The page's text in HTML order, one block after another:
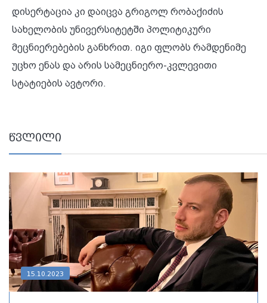
დისერტაცია კი დაიცვა გრიგოლ რობაქიძის
სახელობის უნივერსიტეტში პოლიტიკური
მეცნიერებების განხრით. იგი ფლობს რამდენიმე
უცხო ენას და არის სამეცნიერო-კვლევითი
სტატიების ავტორი.
წვლილი
15.10.2023